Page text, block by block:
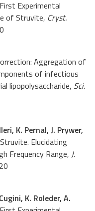
First Experimental
of Struvite, Cryst.
Aggregation of
of infectious
lipopolysaccharide, Sci.
K. Pernal, J. Prywer,
Elucidating
Frequency Range, J.
K. Roleder, A.